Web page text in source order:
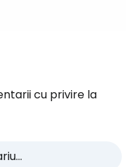
cu privire la